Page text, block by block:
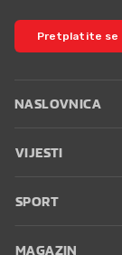
Pretplatite se
NASLOVNICA
VIJESTI
SPORT
MAGAZIN